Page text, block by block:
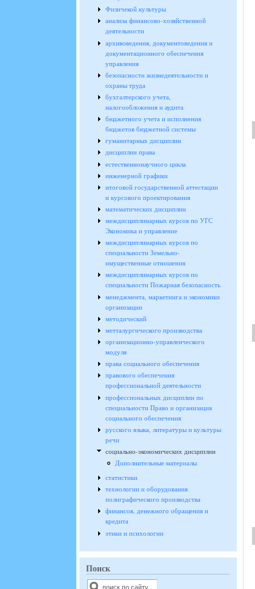
Физичекой культуры
анализа финансово-хозяйственной
деятельности
архивоведения, документоведения и
документационного обеспечения
управления
безопасности жизнедеятельности и
охраны труда
бухгалтерского учета,
налогообложения и аудита
бюджетного учета и исполнения
бюджетов бюджетной системы
гуманитарных дисциплин
дисциплин права
естественнонаучного цикла
инженерной графики
итоговой государственной аттестации
и курсового проектирования
математических дисциплин
междисциплинарных курсов по УГС
Экономика и управление
междисциплинарных курсов по
специальности Земельно-
имущественные отношения
междисциплинарных курсов по
специальности Пожарная безопасность
менеджмента, маркетинга и экономики
организации
методический
метталургического производства
организационно-управленческого
модуля
права социального обеспечения
правового обеспечения
профессиональной деятельности
профессиональных дисциплин по
специальности Право и организация
социального обеспечения
русского языка, литературы и культуры
речи
социально-экономических дисциплин
Дополнительные материалы
статистики
технологии и оборудования
полиграфического производства
финансов, денежного обращения и
кредита
этики и психологии
Поиск
Поиск